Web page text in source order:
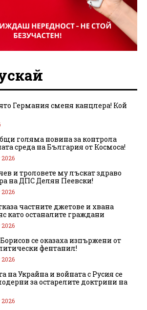
Германия сменя канцлера! Кой
голяма новина за контрола
среда на България от Космоса!
и троловете му лъскат здраво
на ДПС Делян Пеевски!
частните джетове и хвана
като останалите граждани
се оказаха изпържени от
фентанил!
на Украйна и войната с Русия се
за остарелите доктрини на